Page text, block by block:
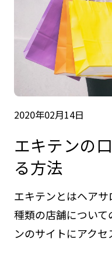
2020年02月14日
エキテンの
る方法
エキテンとはヘア
種類の店舗につい
ンのサイトにアクセ